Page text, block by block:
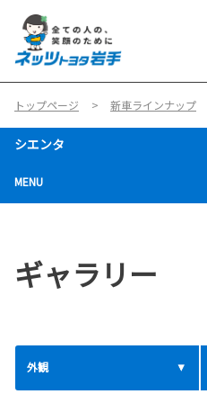
トップページ 新車ラインナップ
シエンタ
MENU
ギャラリー
外観